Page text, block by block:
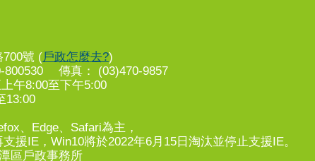
700號 (戶政怎麼去?)
800530 傳真： (03)470-9857
午8:00至下午5:00
13:00
、Edge、Safari為主，
援IE，Win10將於2022年6月15日淘汰並停止支援IE。
區戶政事務所